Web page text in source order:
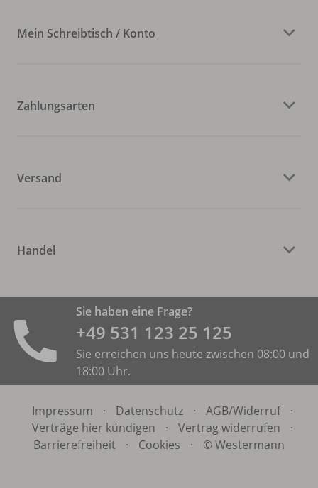
Mein Schreibtisch / Konto
Zahlungsarten
Versand
Handel
Sie haben eine Frage?
+49 531 ­123 25 125
Sie erreichen uns heute zwischen 08:00 und
18:00 Uhr.
Impressum · Datenschutz · AGB/Widerruf
·
Verträge hier kündigen
· Vertrag widerrufen
·
Barrierefreiheit
· Cookies · © Westermann